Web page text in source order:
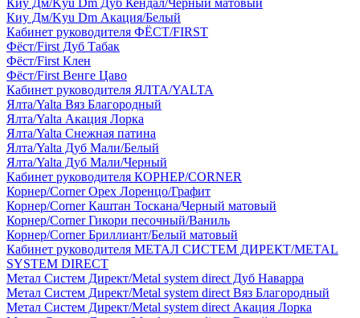
Киу Дм/Kyu Dm Дуб Кендал/Черный матовый
Киу Дм/Kyu Dm Акация/Белый
Кабинет руководителя ФЁСТ/FIRST
Фёст/First Дуб Табак
Фёст/First Клен
Фёст/First Венге Цаво
Кабинет руководителя ЯЛТА/YALTA
Ялта/Yalta Вяз Благородный
Ялта/Yalta Акация Лорка
Ялта/Yalta Снежная патина
Ялта/Yalta Дуб Мали/Белый
Ялта/Yalta Дуб Мали/Черный
Кабинет руководителя КОРНЕР/CORNER
Корнер/Corner Орех Лоренцо/Графит
Корнер/Corner Каштан Тоскана/Черный матовый
Корнер/Corner Гикори песочный/Ваниль
Корнер/Corner Бриллиант/Белый матовый
Кабинет руководителя МЕТАЛ СИСТЕМ ДИРЕКТ/METAL
SYSTEM DIRECT
Метал Систем Директ/Metal system direct Дуб Наварра
Метал Систем Директ/Metal system direct Вяз Благородный
Метал Систем Директ/Metal system direct Акация Лорка